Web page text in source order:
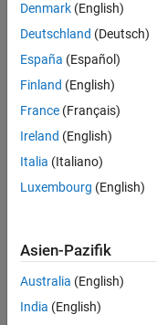
Denmark (English)
Deutschland (Deutsch)
España (Español)
Finland (English)
France (Français)
Ireland (English)
Italia (Italiano)
Luxembourg (English)
Asien-Pazifik
Australia (English)
India (English)
Datendiebstahl
© 1994-2026 The